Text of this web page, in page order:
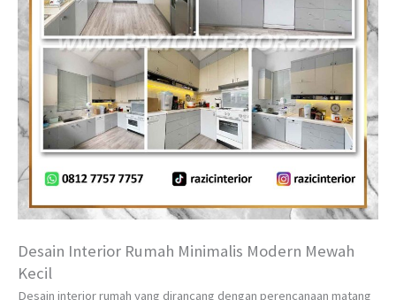
Desain Interior Rumah Minimalis Modern Mewah
Kecil
Desain interior rumah yang dirancang dengan perencanaan matang